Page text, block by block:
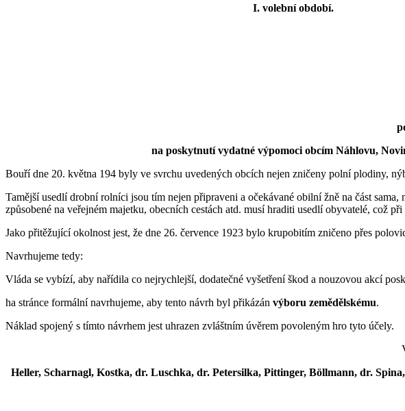
I. volební období.
na poskytnutí vydatné výpomoci obcím Náhlovu,
Bouří dne 20. května 194 byly ve svrchu uvedených obcích nejen zničeny polní plodiny,
Tamější usedlí drobní rolníci jsou tím nejen připraveni a očekávané obilní žně na část
způsobené na veřejném majetku, obecních cestách atd. musí hraditi usedlí obyvatelé, což
Jako přitěžující okolnost jest, že dne 26. července 1923 bylo krupobitím zničeno přes
Navrhujeme tedy:
Vláda se vybízí, aby nařídila co nejrychlejší, dodatečné vyšetření škod a nouzovou akcí
ha stránce formální navrhujeme, aby tento návrh byl přikázán výboru zemědělskému.
Náklad spojený s tímto návrhem jest uhrazen zvláštním úvěrem povoleným hro tyto účely.
Heller, Scharnagl, Kostka, dr. Luschka, dr. Petersilka, Pittinger, Böllmann, dr.